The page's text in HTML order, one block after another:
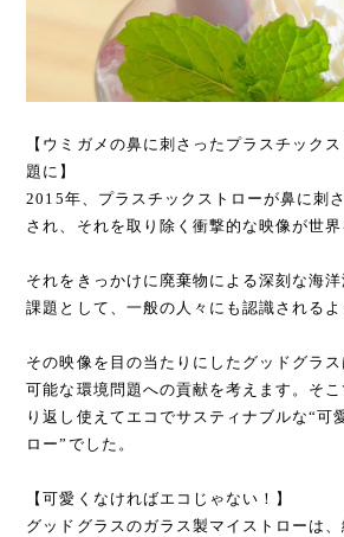
【ウミガメの鼻に刺さったプラスチック
題に】
2015年、プラスチックストローが鼻に刺
され、それを取り除く衝撃的な映像が世界
それをきっかけに廃棄物による深刻な海
課題として、一般の人々にも認識されるよ
その映像を目の当たりにしたグッドグラ
可能な環境問題への貢献を考えます。そ
り返し使えてエコでサスティナブルな“可
ロー”でした。
【可愛くなければエコじゃない！】
グッドグラスのガラス製マイストローは